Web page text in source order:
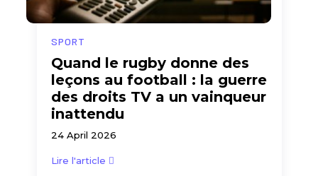
SPORT
Quand le rugby donne des
leçons au football : la guerre
des droits TV a un vainqueur
inattendu
24 April 2026
Lire l'article